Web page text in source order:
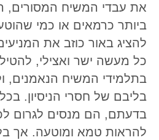
את עבדי המשיח המסורים,
ביותר כרמאים או כמי
להציג באור כוזב את
כל מעשה ישר ואצילי,
בתלמידי המשיח הנאמנים,
בליבם של חסרי הניסיון.
בדעתם, הם מנסים לגרום
להראות טמא ומוטעה. אך